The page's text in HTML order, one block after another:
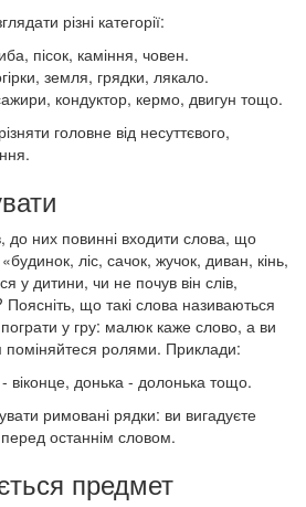
різні категорії:
пісок, каміння, човен.
земля, грядки, лякало.
кондуктор, кермо, двигун тощо.
головне від несуттєвого,
до них повинні входити слова, що
ліс, сачок, жучок, диван, кінь,
у дитини, чи не почув він слів,
що такі слова називаються
у гру: малюк каже слово, а ви
поміняйтеся ролями. Приклади:
віконце, донька - долонька тощо.
римовані рядки: ви вигадуєте
останнім словом.
предмет